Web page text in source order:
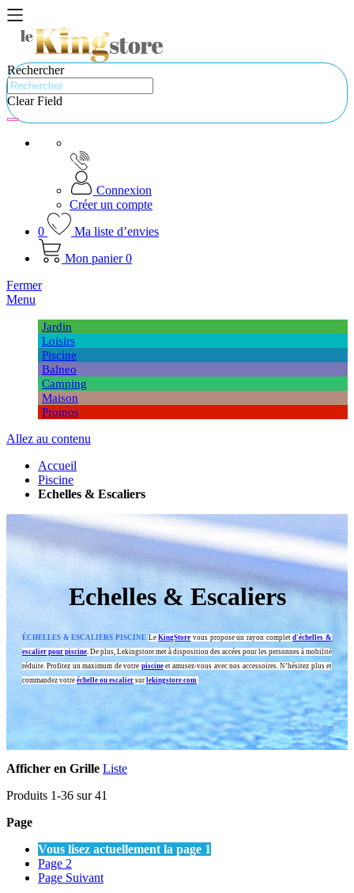
Rechercher
Clear Field
Connexion
Créer un compte
0
Ma liste d’envies
Mon panier 0
Fermer
Menu
Jardin
Loisirs
Piscine
Balneo
Camping
Maison
Promos
Allez au contenu
Accueil
Piscine
Echelles & Escaliers
Echelles & Escaliers
ÉCHELLES & ESCALIERS PISCINE LeKingStore vous propose un rayon completd'échelles &
escalier pour piscine De plus, Lekingstore met à disposition des accées pour les personnes à mobilité
réduite. Profitez un maximum de votre piscineet amusez-vous avec nos accessoires. N’hésitez plus et
commandez votre échelle ou escalier sur lekingstore.com
Afficher en Grille Liste
Produits 1-36 sur41
Page
Vous lisez actuellement la page 1
Page 2
Page Suivant